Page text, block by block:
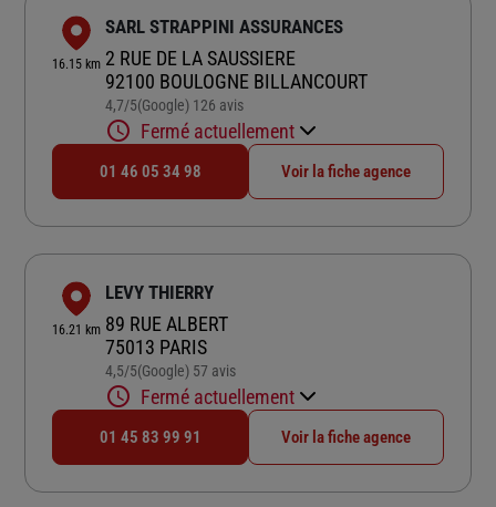
16.15 km
SARL STRAPPINI ASSURANCES
2 RUE DE LA SAUSSIERE
92100 BOULOGNE BILLANCOURT
4,7/5Note de 4.7 sur 5
(Google) 126 avis
Fermé actuellement
01 46 05 34 98 Voir la fiche agence
16.21 km
LEVY THIERRY
89 RUE ALBERT
75013 PARIS
4,5/5Note de 4.5 sur 5
(Google) 57 avis
Fermé actuellement
01 45 83 99 91 Voir la fiche agence